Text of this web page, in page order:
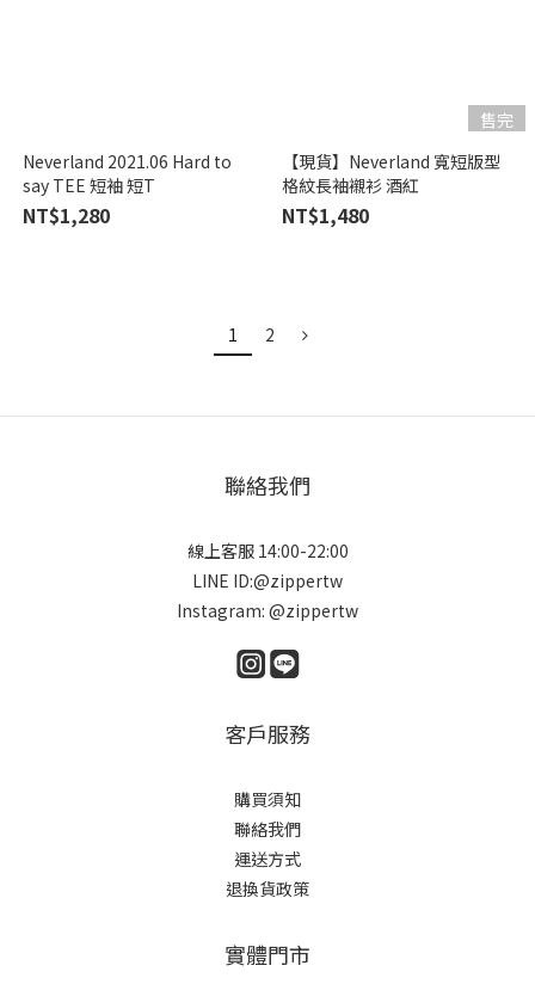
Neverland 2021.06 Hard to
say TEE 短袖 短T
NT$1,280
售完
【現貨】Neverland 寬短版型
格紋長袖襯衫 酒紅
NT$1,480
1 2
聯絡我們
線上客服 14:00-22:00
LINE ID:@zippertw
Instagram: @zippertw
客戶服務
購買須知
聯絡我們
運送方式
退換貨政策
實體門市